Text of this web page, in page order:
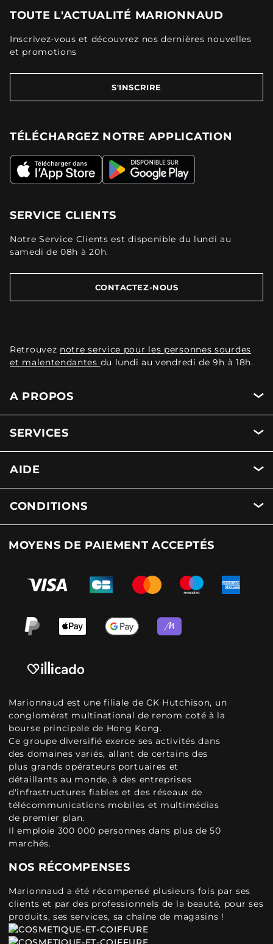
TOUTE L'ACTUALITÉ MARIONNAUD
Inscrivez-vous et découvrez nos dernières nouvelles
et promotions
S'INSCRIRE
TÉLÉCHARGEZ NOTRE APPLICATION
SERVICE CLIENTS
Notre Service Clients est disponible du lundi au
samedi de 08h à 20h.
CONTACTEZ-NOUS
Retrouvez notre service pour les personnes sourdes
et malentendantes du lundi au vendredi de 9h à 18h.
A PROPOS
SERVICES
AIDE
CONDITIONS
MOYENS DE PAIEMENT ACCEPTÉS
Marionnaud est une filiale de CK Hutchison, un
conglomérat multinational de renom coté à la
bourse principale de Hong Kong.
Ce groupe diversifié exerce ses activités dans
des domaines variés, allant de certains des
plus grands opérateurs portuaires et
détaillants au monde, à des entreprises
d'infrastructures fiables et des réseaux de
télécommunications mobiles et multimédias
de premier plan.
Il emploie 300 000 personnes dans plus de 50
marchés.
NOS RÉCOMPENSES
Marionnaud a été récompensé plusieurs fois par ses
clients et par des professionnels de la beauté, pour ses
produits, ses services, sa chaîne de magasins !